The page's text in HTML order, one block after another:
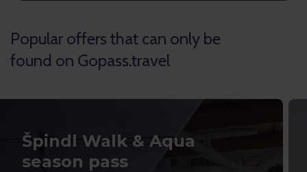
Popular offers that can only be
found on Gopass.travel
Špindl Walk & Aqua
season pass